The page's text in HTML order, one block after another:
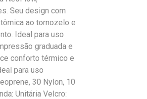
Seu design com
ao tornozelo e
Ideal para uso
graduada e
conforto térmico e
para uso
30 Nylon, 10
Unitária Velcro: